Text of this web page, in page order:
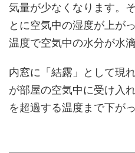
気量が少なくなります。
とに空気中の湿度が上が
温度で空気中の水分が水
内窓に「結露」として現
が部屋の空気中に受け入
を超過する温度まで下が